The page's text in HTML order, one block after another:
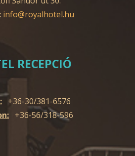
info@royalhotel.hu
RECEPCIÓ
+36-30/381-6576
+36-56/318-596